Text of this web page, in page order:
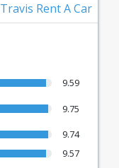
Travis Rent A Car
9.59
9.75
9.74
9.57